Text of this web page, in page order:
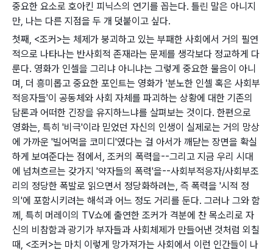
중요한 요소로 호아킨 피닉스의 연기를 꼽는다. 틀린 말은 아니지
만, 나는 다른 지점을 두 개 덧붙이고 싶다.
첫째, <조커>는 체제가 붕괴하고 있는 부패한 사회에서 거의 필연
적으로 나타나는 반사회적 존재라는 문제를 생각보다 정교하게 다
룬다. 영화가 인셀을 그리냐 아니냐는 그렇게 중요한 물음이 아니
며, 더 흥미롭고 중요한 포인트는 영화가 '분노한 인셀 혹은 사회부
적응자들'이 공동체와 사회 자체를 파괴하는 상황에 대한 기존의
담론과 어떠한 긴장을 유지하느냐를 살펴보는 것이다. 한편으로
영화는, 특히 '비극'이라 믿었던 자신의 인생이 실제로는 거의 망상
에 가까운 '빌어먹을 코미디'였다는 걸 아서가 깨닫는 장면을 확실
하게 보여준다는 점에서, 조커의 폭력을--그리고 지금 우리 시대
에 넘쳐흐르는 갖가지 '약자들의 폭력'을--사회부적응자/사회부조
리의 정당한 폭발로 읽으면서 정당화하려는, 즉 폭력을 '시적 정
의'에 포함시키려는 해석과 어느 정도 거리를 둔다. 그러나 그와 함
께, 특히 머레이의 TV쇼에 출연한 조커가 격분에 찬 목소리로 자
신의 비참함과 광기가 부자들과 사회체제가 만들어낸 것처럼 외칠
때, <조커>는 마치 이렇게 망가져가는 사회에서 이런 인간들이 나